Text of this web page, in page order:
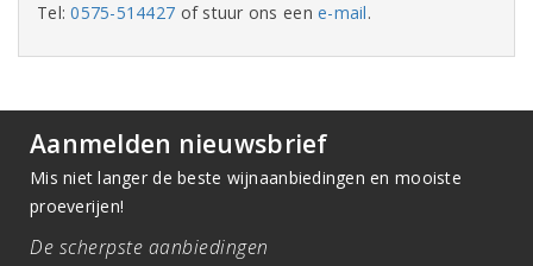
Tel:0575-514427 of stuur ons eene-mail.
Aanmelden nieuwsbrief
Mis niet langer de beste wijnaanbiedingen en mooiste
proeverijen!
De scherpste aanbiedingen